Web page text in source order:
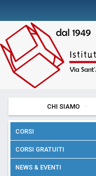
CHI SIAMO
CORSI
CORSI GRATUITI
NEWS & EVENTI